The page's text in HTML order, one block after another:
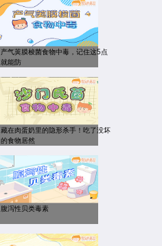
产气荚膜梭菌食物中毒，记住这5点
就能防
藏在肉蛋奶里的隐形杀手！吃了没坏
的食物居然
腹泻性贝类毒素